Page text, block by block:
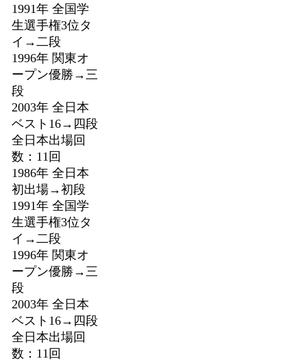
1991年 全国学
生選手権3位タ
イ→二段
1996年 関東オ
ープン優勝→三
段
2003年 全日本
ベスト16→四段
全日本出場回
数：11回
1986年 全日本
初出場→初段
1991年 全国学
生選手権3位タ
イ→二段
1996年 関東オ
ープン優勝→三
段
2003年 全日本
ベスト16→四段
全日本出場回
数：11回